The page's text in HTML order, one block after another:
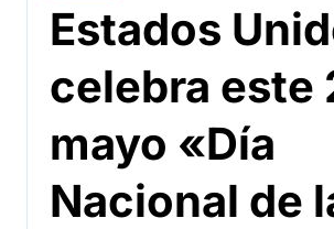
Estados
celebra este
mayo «Día
Nacional de